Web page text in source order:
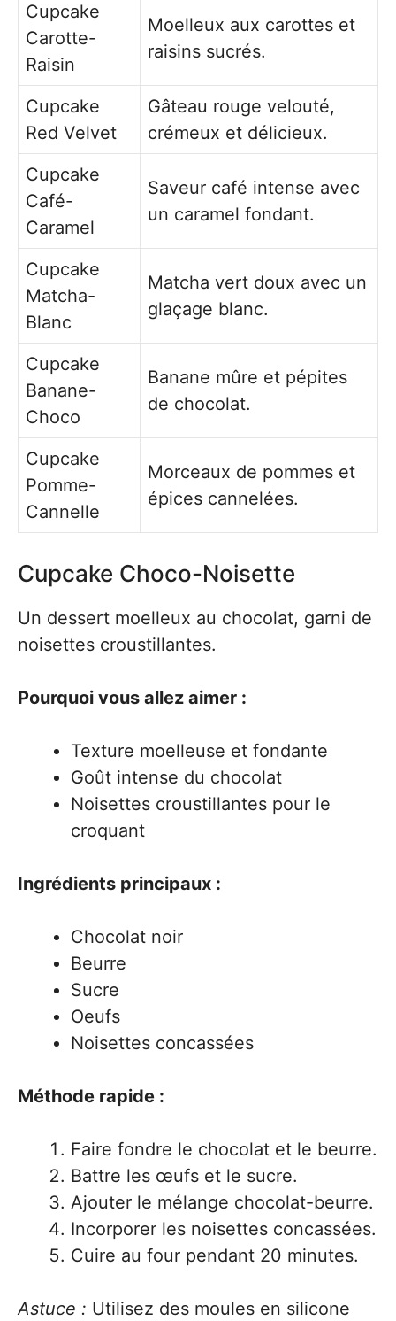
Cupcake
Carotte-
Raisin
Moelleux aux carottes et
raisins sucrés.
Cupcake
Red Velvet
Gâteau rouge velouté,
crémeux et délicieux.
Cupcake
Café-
Caramel
Saveur café intense avec
un caramel fondant.
Cupcake
Matcha-
Blanc
Matcha vert doux avec un
glaçage blanc.
Cupcake
Banane-
Choco
Banane mûre et pépites
de chocolat.
Cupcake
Pomme-
Cannelle
Morceaux de pommes et
épices cannelées.
Cupcake Choco-Noisette
Un dessert moelleux au chocolat, garni de
noisettes croustillantes.
Pourquoi vous allez aimer :
Texture moelleuse et fondante
Goût intense du chocolat
Noisettes croustillantes pour le
croquant
Ingrédients principaux :
Chocolat noir
Beurre
Sucre
Oeufs
Noisettes concassées
Méthode rapide :
Faire fondre le chocolat et le beurre.
Battre les œufs et le sucre.
Ajouter le mélange chocolat-beurre.
Incorporer les noisettes concassées.
Cuire au four pendant 20 minutes.
Astuce : Utilisez des moules en silicone